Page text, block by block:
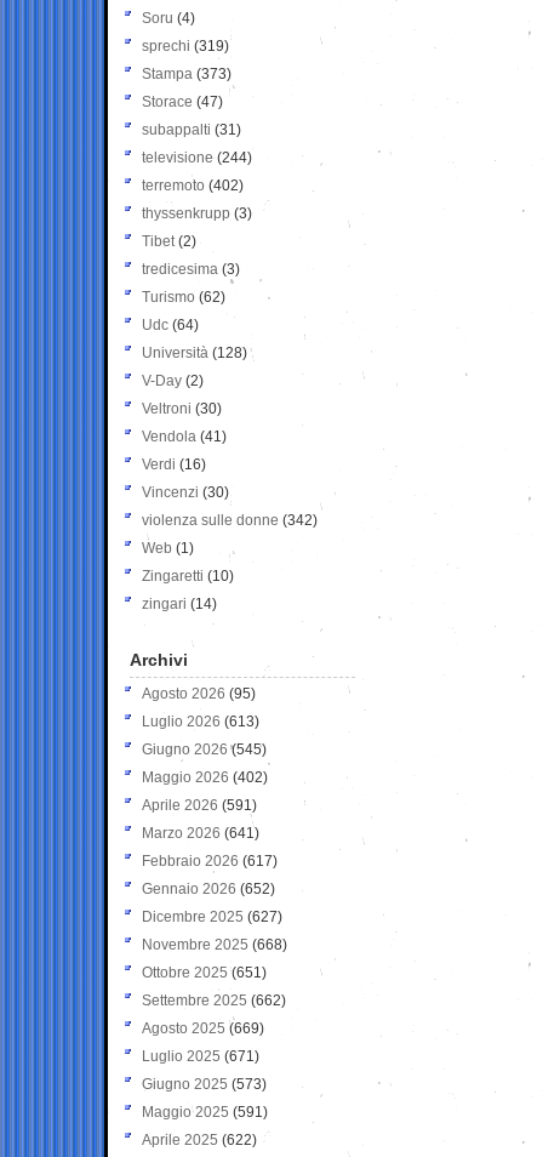
Soru (4)
sprechi (319)
Stampa (373)
Storace (47)
subappalti (31)
televisione(244)
terremoto (402)
thyssenkrupp (3)
Tibet(2)
tredicesima (3)
Turismo (62)
Udc (64)
Università (128)
V-Day (2)
Veltroni (30)
Vendola (41)
Verdi (16)
Vincenzi (30)
violenza sulle donne (342)
Web (1)
Zingaretti (10)
zingari (14)
Archivi
Agosto 2026 (95)
Luglio 2026 (613)
Giugno 2026 (545)
Maggio 2026 (402)
Aprile 2026 (591)
Marzo 2026 (641)
Febbraio 2026 (617)
Gennaio 2026 (652)
Dicembre 2025 (627)
Novembre 2025 (668)
Ottobre 2025 (651)
Settembre 2025 (662)
Agosto 2025 (669)
Luglio 2025 (671)
Giugno 2025 (573)
Maggio 2025 (591)
Aprile 2025 (622)